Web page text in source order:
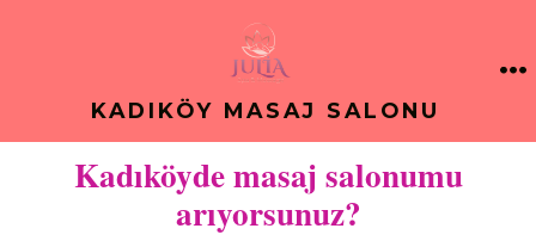
KADIKÖY MASAJ SALONU
Kadıköyde masaj salonumu
arıyorsunuz?